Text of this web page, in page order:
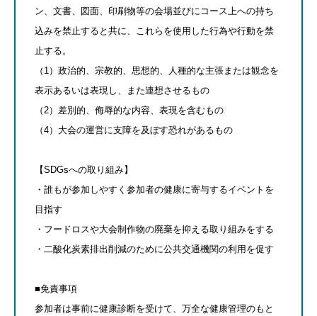
ン、文書、図面、印刷物等の会場並びにコース上への持ち
込みを禁止すると共に、これらを使用した行為や行動を禁
止する。
（1）政治的、宗教的、思想的、人種的な主張または観念を
表示あるいは表現し、また連想させるもの
（2）差別的、侮辱的な内容、表現を含むもの
（4）大会の運営に支障を及ぼす恐れがあるもの
【SDGsへの取り組み】
・誰もが参加しやすく参加者の健康に寄与するイベントを
目指す
・フードロスや大会制作物の廃棄を抑える取り組みをする
・二酸化炭素排出削減のために公共交通機関の利用を促す
■免責事項
参加者は事前に健康診断を受けて、万全な健康管理のもと